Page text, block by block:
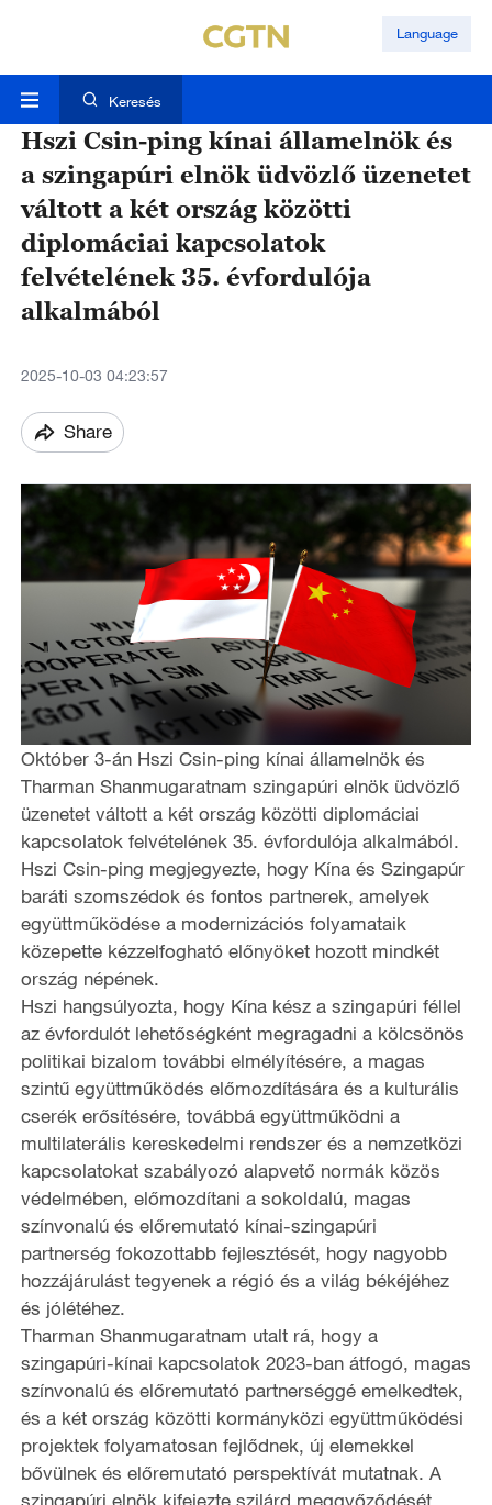
Language
Keresés
Hszi Csin-ping kínai államelnök és
a szingapúri elnök üdvözlő üzenetet
váltott a két ország közötti
diplomáciai kapcsolatok
felvételének 35. évfordulója
alkalmából
2025-10-03 04:23:57
Share
Október 3-án Hszi Csin-ping kínai államelnök és
Tharman Shanmugaratnam szingapúri elnök üdvözlő
üzenetet váltott a két ország közötti diplomáciai
kapcsolatok felvételének 35. évfordulója alkalmából.
Hszi Csin-ping megjegyezte, hogy Kína és Szingapúr
baráti szomszédok és fontos partnerek, amelyek
együttműködése a modernizációs folyamataik
közepette kézzelfogható előnyöket hozott mindkét
ország népének.
Hszi hangsúlyozta, hogy Kína kész a szingapúri féllel
az évfordulót lehetőségként megragadni a kölcsönös
politikai bizalom további elmélyítésére, a magas
szintű együttműködés előmozdítására és a kulturális
cserék erősítésére, továbbá együttműködni a
multilaterális kereskedelmi rendszer és a nemzetközi
kapcsolatokat szabályozó alapvető normák közös
védelmében, előmozdítani a sokoldalú, magas
színvonalú és előremutató kínai-szingapúri
partnerség fokozottabb fejlesztését, hogy nagyobb
hozzájárulást tegyenek a régió és a világ békéjéhez
és jólétéhez.
Tharman Shanmugaratnam utalt rá, hogy a
szingapúri-kínai kapcsolatok 2023-ban átfogó, magas
színvonalú és előremutató partnerséggé emelkedtek,
és a két ország közötti kormányközi együttműködési
projektek folyamatosan fejlődnek, új elemekkel
bővülnek és előremutató perspektívát mutatnak. A